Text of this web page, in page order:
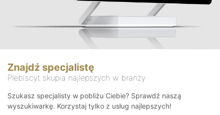
Znajdź specjalistę
Plebiscyt skupia najlepszych w branży
Szukasz specjalisty w pobliżu Ciebie? Sprawdź naszą
wyszukiwarkę. Korzystaj tylko z usług najlepszych!